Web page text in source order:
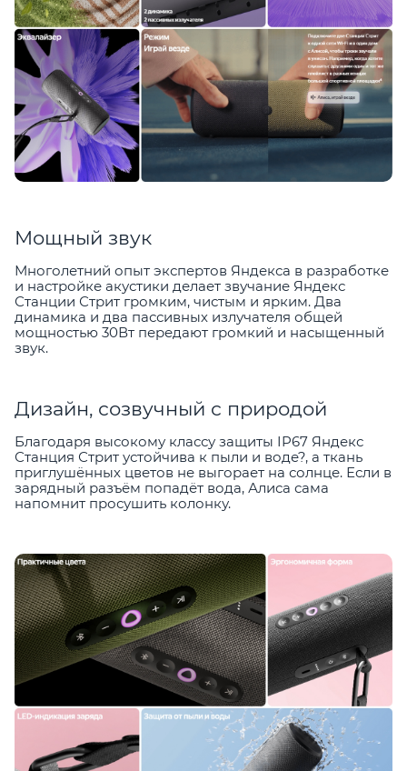
Мощный звук
Многолетний опыт экспертов Яндекса в разработке
и настройке акустики делает звучание Яндекс
Станции Стрит громким, чистым и ярким. Два
динамика и два пассивных излучателя общей
мощностью 30Вт передают громкий и насыщенный
звук.
Дизайн, созвучный с природой
Благодаря высокому классу защиты IP67 Яндекс
Станция Стрит устойчива к пыли и воде?, а ткань
приглушённых цветов не выгорает на солнце. Если в
зарядный разъём попадёт вода, Алиса сама
напомнит просушить колонку.